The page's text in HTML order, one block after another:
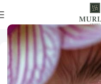
Domů Nástroje Niť na obočí